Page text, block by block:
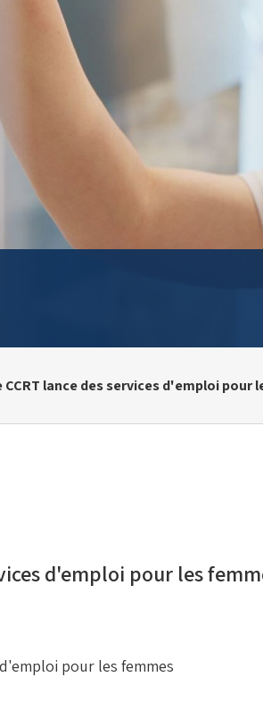
CCRT lance des services d'emploi pour
d'emploi pour les